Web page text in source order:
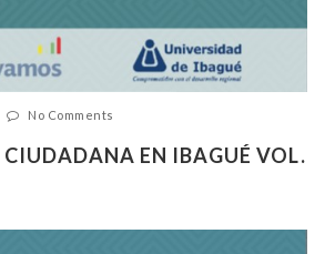
No Comments
CIUDADANA EN IBAGUÉ VOL.